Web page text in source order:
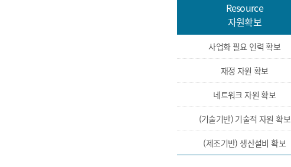
Resource
자원확보
사업화 필요 인력 확보
재정 자원 확보
네트워크 자원 확보
(기술기반) 기술적 자원 확보
(제조기반) 생산설비 확보